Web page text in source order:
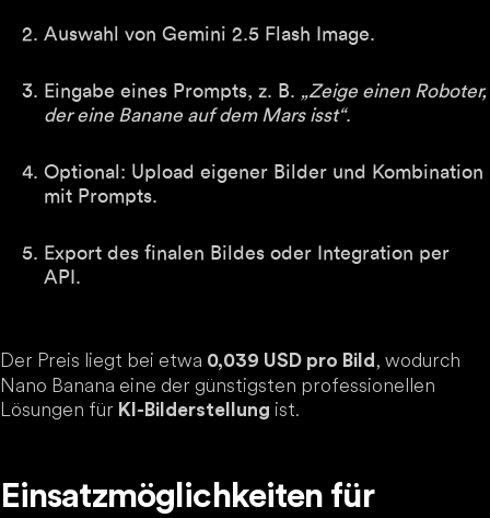
Auswahl von Gemini 2.5 Flash Image.
Eingabe eines Prompts, z. B. „Zeige einen Roboter,
der eine Banane auf dem Mars isst“.
Optional: Upload eigener Bilder und Kombination
mit Prompts.
Export des finalen Bildes oder Integration per
API.
Der Preis liegt bei etwa 0,039 USD pro Bild , wodurch
Nano Banana eine der günstigsten professionellen
Lösungen für KI-Bilderstellung ist.
Einsatzmöglichkeiten für